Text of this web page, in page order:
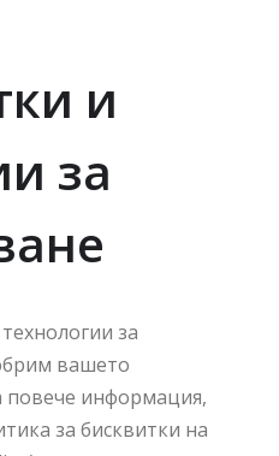
и
за
за
вашето
повече информация,
за бисквитки на